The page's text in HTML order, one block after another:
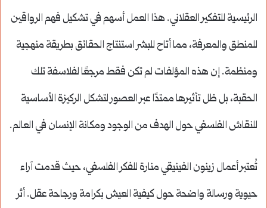
الرئيسية للتفكير العقلاني. هذا العمل أسهم في تشكيل فهم الرواقين
للمنطق والمعرفة، مما أتاح للبشر استنتاج الحقائق بطريقة منهجية
ومنظمة. إن هذه المؤلفات لم تكن فقط مرجعًا لفلاسفة تلك
الحقبة، بل ظل تأثيرها ممتدًا عبر العصور لتشكل الركيزة الأساسية
للنقاش الفلسفي حول الهدف من الوجود ومكانة الإنسان في العالم.
تُعتبر أعمال زينون الفينيقي منارة للفكر الفلسفي، حيث قدمت آراء
حيوية ورسالة واضحة حول كيفية العيش بكرامة ورجاحة عقل. أثر